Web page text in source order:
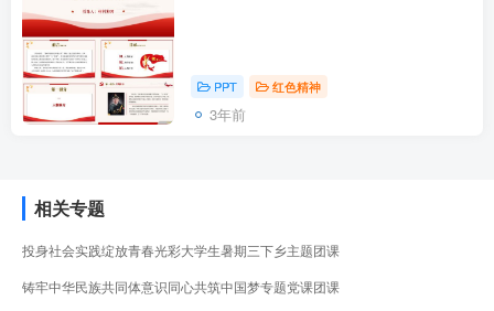
PPT 红色精神
3年前
相关专题
投身社会实践绽放青春光彩大学生暑期三下乡主题团课
铸牢中华民族共同体意识同心共筑中国梦专题党课团课